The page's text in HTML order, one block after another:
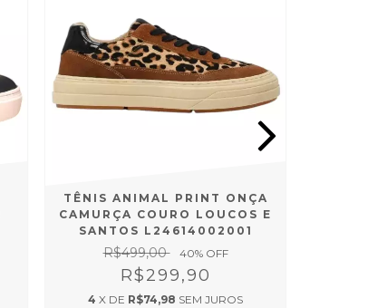
TÊNIS ANIMAL PRINT ONÇA
CAMURÇA COURO LOUCOS E
SANTOS L24614002001
R$499,00 40% OFF
R$299,90
4 X DE R$74,98 SEM JUROS